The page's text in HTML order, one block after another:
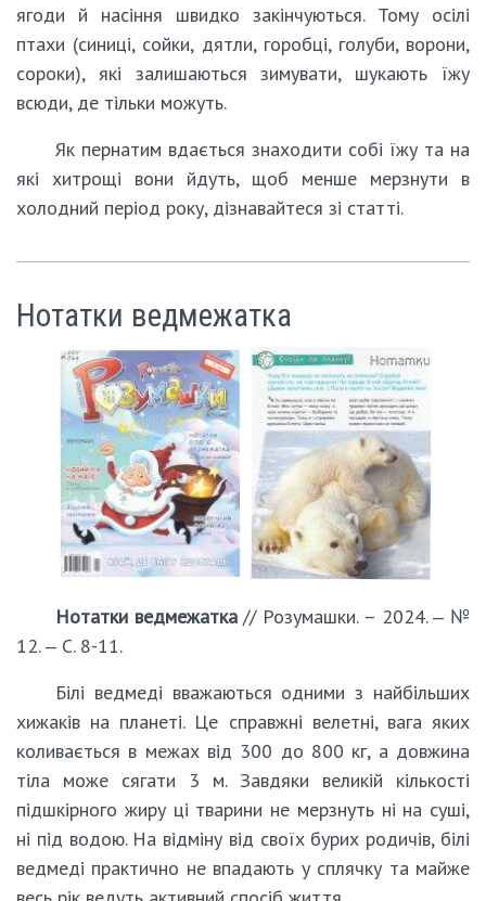
ягоди й насіння швидко закінчуються. Тому осілі
птахи (синиці, сойки, дятли, горобці, голуби, ворони,
сороки), які залишаються зимувати, шукають їжу
всюди, де тільки можуть.
Як пернатим вдається знаходити собі їжу та на
які хитрощі вони йдуть, щоб менше мерзнути в
холодний період року, дізнавайтеся зі статті.
Нотатки ведмежатка
Нотатки ведмежатка// Розумашки. – 2024. ‒ №
12. ‒ С. 8-11.
Білі ведмеді вважаються одними з найбільших
хижаків на планеті. Це справжні велетні, вага яких
коливається в межах від 300 до 800 кг, а довжина
тіла може сягати 3 м. Завдяки великій кількості
підшкірного жиру ці тварини не мерзнуть ні на суші,
ні під водою. На відміну від своїх бурих родичів, білі
ведмеді практично не впадають у сплячку та майже